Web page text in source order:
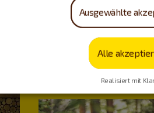
Urlaub
Ausgewählte
Alle
Realisiert mit